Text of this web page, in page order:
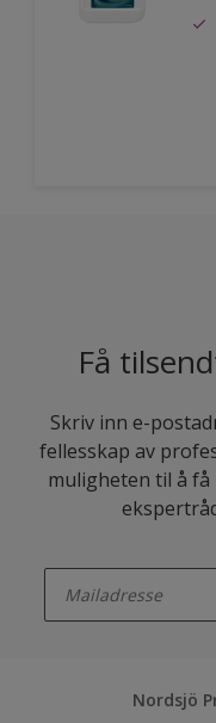
Få
Skriv inn e-
fellesskap av
muligheten til å
Nordsjö